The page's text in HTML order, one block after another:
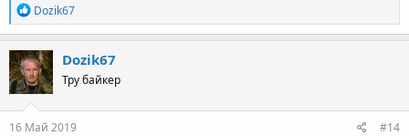
R
e
a
c
t
i
o
n
s
Dozik67
Dozik67
Тру байкер
16 Май 2019 #14